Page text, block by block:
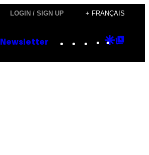
LOGIN / SIGN UP + FRANÇAIS
Newsletter Instagram
TikTok
YouTube
Google